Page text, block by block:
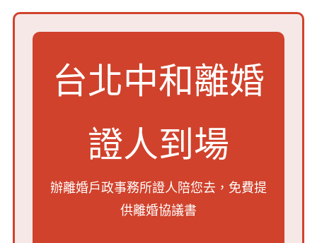
台北中和離婚
證人到場
辦離婚戶政事務所證人陪您去， 免費提
供離婚協議書